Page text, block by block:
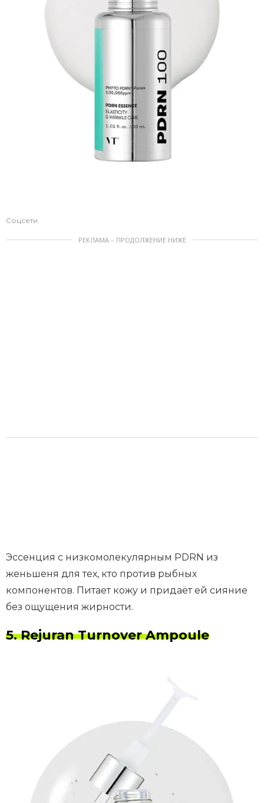
Соцсети
РЕКЛАМА – ПРОДОЛЖЕНИЕ НИЖЕ
Эссенция с низкомолекулярным PDRN из
женьшеня для тех, кто против рыбных
компонентов. Питает кожу и придаёт ей сияние
без ощущения жирности.
5. Rejuran Turnover Ampoule